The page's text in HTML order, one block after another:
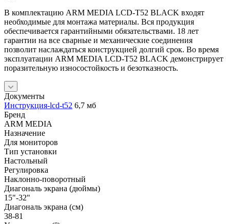
В комплектацию ARM MEDIA LCD-T52 BLACK входят
необходимые для монтажа материалы. Вся продукция
обеспечивается гарантийными обязательствами. 18 лет
гарантии на все сварные и механические соединения
позволит наслаждаться конструкцией долгий срок. Во время
эксплуатации ARM MEDIA LCD-T52 BLACK демонстрирует
поразительную износостойкость и безотказность.
Документы
Инструкция-lcd-t52 6,7 мб
Бренд
ARM MEDIA
Назначение
Для мониторов
Тип установки
Настольный
Регулировка
Наклонно-поворотный
Диагональ экрана (дюймы)
15"-32"
Диагональ экрана (см)
38-81